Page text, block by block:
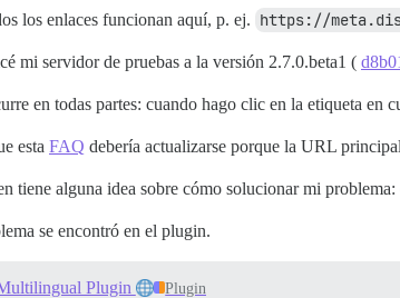
los enlaces funcionan aquí, p. ej. https://
mi servidor de pruebas a la versión 2.7.0.beta1 (
en todas partes: cuando hago clic en la etiqueta en
esta FAQ debería actualizarse porque la URL
tiene alguna idea sobre cómo solucionar mi
se encontró en el plugin.
Plugin Plugin